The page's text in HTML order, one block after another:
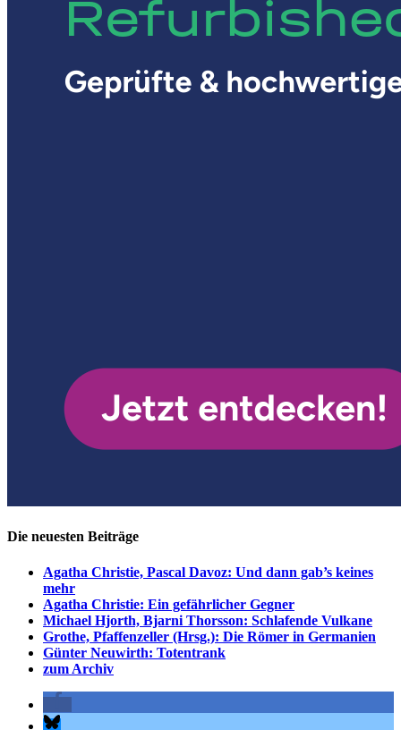
Die neuesten Beiträge
Agatha Christie, Pascal Davoz: Und dann gab’s keines
mehr
Agatha Christie: Ein gefährlicher Gegner
Michael Hjorth, Bjarni Thorsson: Schlafende Vulkane
Grothe, Pfaffenzeller (Hrsg.): Die Römer in Germanien
Günter Neuwirth: Totentrank
zum Archiv